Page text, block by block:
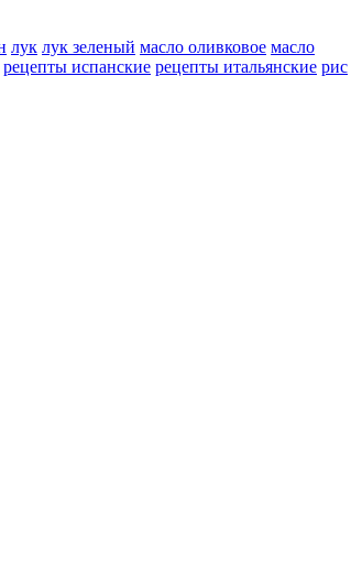
лук лук зеленый масло оливковое масло
рецепты испанские рецепты итальянские рис